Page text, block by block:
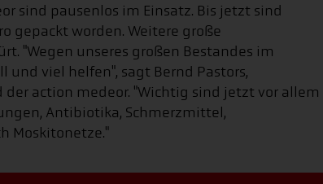
sind pausenlos im Einsatz. Bis jetzt sind
gepackt worden. Weitere große
"Wegen unseres großen Bestandes im
viel helfen", sagt Bernd Pastors,
action medeor. "Wichtig sind jetzt vor allem
Antibiotika, Schmerzmittel,
Moskitonetze."